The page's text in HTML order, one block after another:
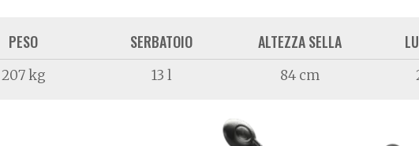
PESO
207 kg
SERBATOIO
13 l
ALTEZZA SELLA
84 cm